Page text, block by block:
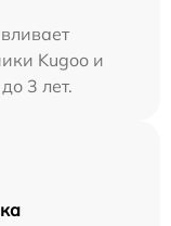
Kugoo и
3 лет.